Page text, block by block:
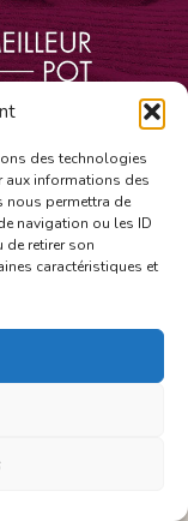
des technologies
aux informations des
nous permettra de
navigation ou les ID
de retirer son
caractéristiques et